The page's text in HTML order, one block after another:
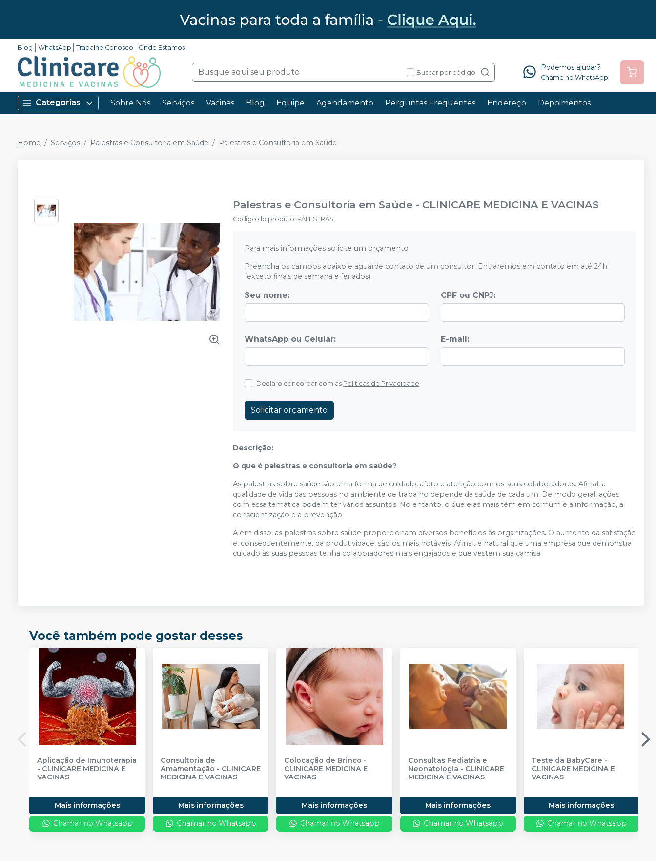
Blog WhatsApp Trabalhe Conosco Onde Estamos
Buscar por código
Podemos ajudar?
Chame no WhatsApp
Categorias Sobre Nós Serviços Vacinas Blog Equipe Agendamento Perguntas Frequentes Endereço Depoimentos
Home Serviços Palestras e Consultoria em Saúde Palestras e Consultoria em Saúde
Palestras e Consultoria em Saúde - CLINICARE MEDICINA E VACINAS
Código do produto: PALESTRAS
Para mais informações solicite um orçamento
Preencha os campos abaixo e aguarde contato de um consultor. Entraremos em contato em até 24h
(exceto finais de semana e feriados).
Seu nome: CPF ou CNPJ:
WhatsApp ou Celular: E-mail:
Declaro concordar com as Políticas de Privacidade.
Solicitar orçamento
Descrição:
O que é palestras e consultoria em saúde?
As palestras sobre saúde são uma forma de cuidado, afeto e atenção com os seus colaboradores. Afinal, a
qualidade de vida das pessoas no ambiente de trabalho depende da saúde de cada um. De modo geral, ações
com essa temática podem ter vários assuntos. No entanto, o que elas mais têm em comum é a informação, a
conscientização e a prevenção.
Além disso, as palestras sobre saúde proporcionam diversos benefícios às organizações. O aumento da satisfação
e, consequentemente, da produtividade, são os mais notáveis. Afinal, é natural que uma empresa que demonstra
cuidado às suas pessoas tenha colaboradores mais engajados e que vestem sua camisa
Você também pode gostar desses
Aplicação de Imunoterapia
- CLINICARE MEDICINA E
VACINAS
Mais informações
Chamar no Whatsapp
Consultoria de
Amamentação - CLINICARE
MEDICINA E VACINAS
Mais informações
Chamar no Whatsapp
Colocação de Brinco -
CLINICARE MEDICINA E
VACINAS
Mais informações
Chamar no Whatsapp
Consultas Pediatria e
Neonatologia - CLINICARE
MEDICINA E VACINAS
Mais informações
Chamar no Whatsapp
Teste da BabyCare -
CLINICARE MEDICINA E
VACINAS
Mais informações
Chamar no Whatsapp